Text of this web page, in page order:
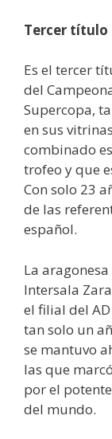
Tercer título
Es el tercer
del
Supercopa,
en sus
combinado
trofeo y que
Con solo 23
de las
español.
La
Intersala
el filial del
tan solo un
se mantuvo
las que
por el
del mundo.